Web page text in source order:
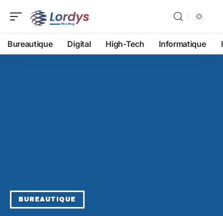
Bureautique Digital High-Tech Informatique
BUREAUTIQUE